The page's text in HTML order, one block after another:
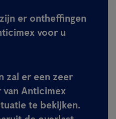
er ontheffingen
voor u
zal er een zeer
Anticimex
te bekijken.